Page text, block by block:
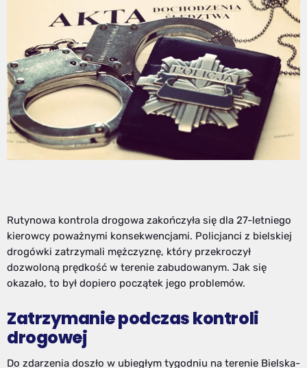
Rutynowa kontrola drogowa zakończyła się dla 27-letniego
kierowcy poważnymi konsekwencjami. Policjanci z bielskiej
drogówki zatrzymali mężczyznę, który przekroczył
dozwoloną prędkość w terenie zabudowanym. Jak się
okazało, to był dopiero początek jego problemów.
Zatrzymanie podczas kontroli
drogowej
Do zdarzenia doszło w ubiegłym tygodniu na terenie Bielska-